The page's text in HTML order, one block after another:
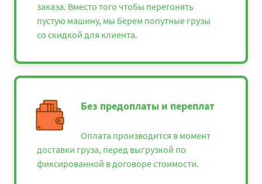
заказа. Вместо того чтобы перегонять
пустую машину, мы берем попутные грузы
со скидкой для клиента.
Без предоплаты и переплат
Оплата производится в момент
доставки груза, перед выгрузкой по
фиксированной в договоре стоимости.